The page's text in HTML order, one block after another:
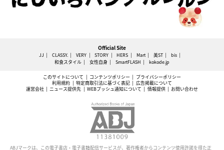
Official Site
JJ CLASSY. VERY STORY HERS Mart 美ST
bis
和食スタイル
女性自身 SmartFLASH kokode.jp
このサイトについて コンテンツポリシー
プライバシーポリシー
利用規約
特定商取引法に基づく表記
広告掲載について
運営会社
ニュース提供先 WEBプッシュ通知について 情報提供 お問い合わせ
ABJマークは、この電子書店・電子書籍配信サービスが、著作権者からコンテンツ使用許諾を得た正